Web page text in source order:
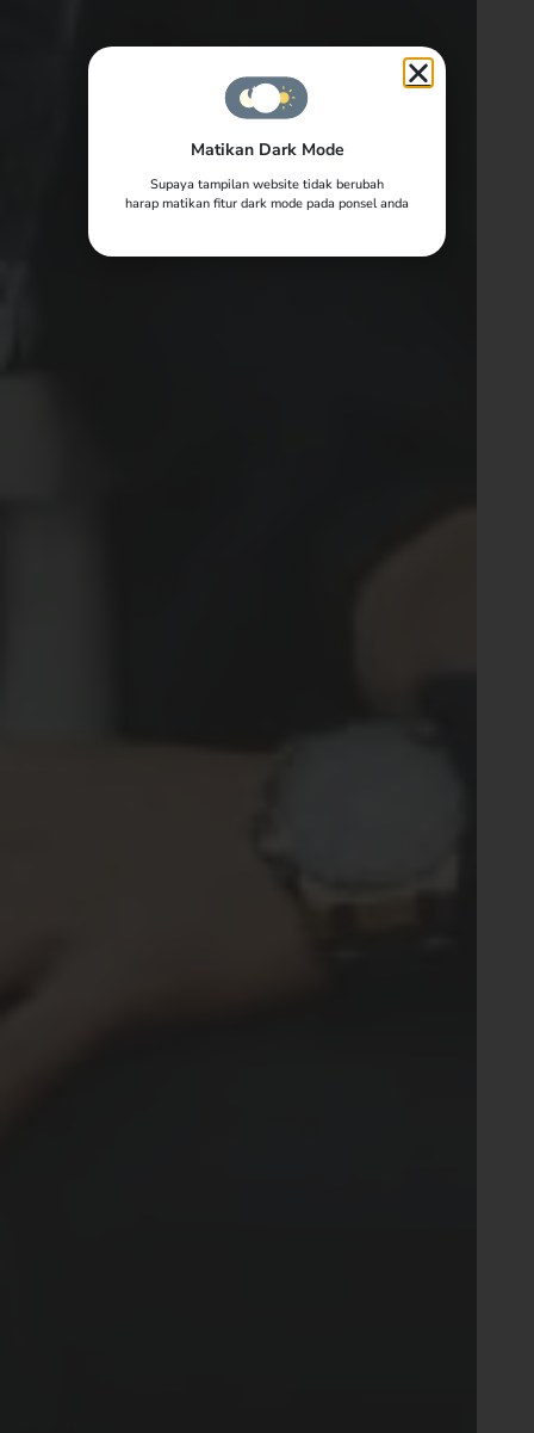
Matikan Dark Mode
Supaya tampilan website tidak berubah
harap matikan fitur dark mode pada ponsel anda